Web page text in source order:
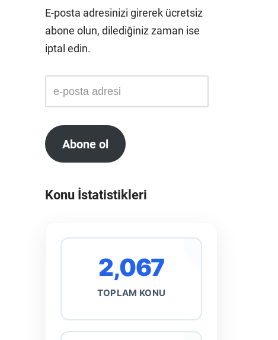
E-posta adresinizi girerek ücretsiz
abone olun, dilediğiniz zaman ise
iptal edin.
Abone ol
Konu İstatistikleri
2,067
TOPLAM KONU